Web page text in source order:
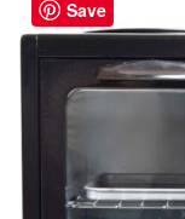
Save